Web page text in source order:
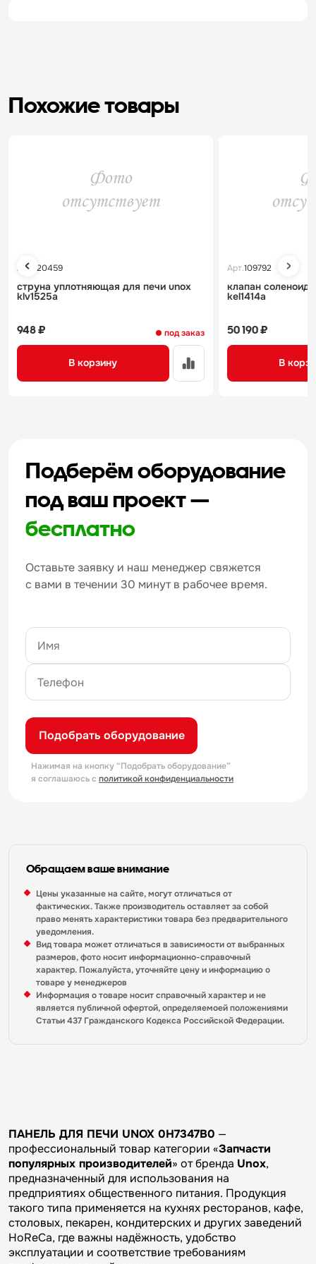
Похожие товары
Арт. 120459
струна уплотняющая для печи unox
klv1525a
под заказ
948 ₽
В корзину
Арт.109792
клапан
kel1414a
50 190 ₽
В
Подберём оборудование
под ваш проект —
бесплатно
Оставьте заявку и наш менеджер свяжется
с вами в течении 30 минут в рабочее время.
Подобрать оборудование
Нажимая на кнопку “Подобрать оборудование”
я соглашаюсь с политикой конфиденциальности
Обращаем ваше внимание
Цены указанные на сайте, могут отличаться от
фактических. Также производитель оставляет за собой
право менять характеристики товара без предварительного
уведомления.
Вид товара может отличаться в зависимости от выбранных
размеров, фото носит информационно-справочный
характер. Пожалуйста, уточняйте цену и информацию о
товаре у менеджеров
Информация о товаре носит справочный характер и не
является публичной офертой, определяемоей положениями
Статьи 437 Гражданского Кодекса Российской Федерации.
ПАНЕЛЬ ДЛЯ ПЕЧИ UNOX 0H7347B0 —
профессиональный товар категории «Запчасти
популярных производителей» от бренда Unox,
предназначенный для использования на
предприятиях общественного питания. Продукция
такого типа применяется на кухнях ресторанов, кафе,
столовых, пекарен, кондитерских и других заведений
HoReCa, где важны надёжность, удобство
эксплуатации и соответствие требованиям